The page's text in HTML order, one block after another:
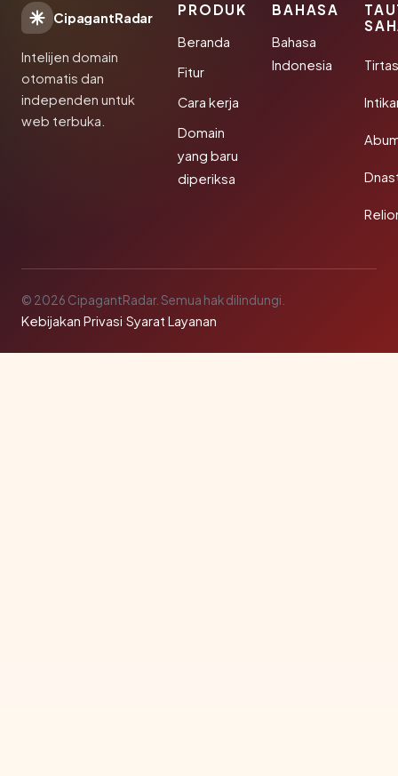
CipagantRadar
Intelijen domain
otomatis dan
independen untuk
web terbuka.
PRODUK
Beranda
Fitur
Cara kerja
Domain
yang baru
diperiksa
BAHASA
Bahasa
Indonesia
© 2026 CipagantRadar. Semua hak dilindungi.
Kebijakan Privasi·Syarat Layanan